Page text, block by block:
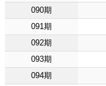
090期
091期
092期
093期
094期